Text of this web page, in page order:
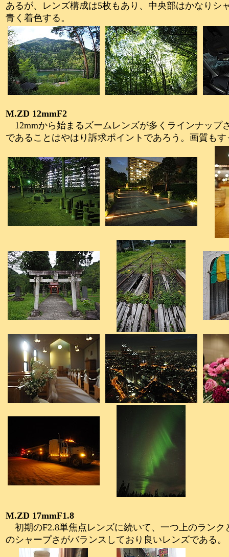
あるが、レンズ構成は5枚もあり、中央部はかなりシ
青く着色する。
M.ZD 12mmF2
12mmから始まるズームレンズが多くラインナップ
であることはやはり訴求ポイントであろう。画質も
M.ZD 17mmF1.8
初期のF2.8単焦点レンズに続いて、一つ上のラン
のシャープさがバランスしており良いレンズである。